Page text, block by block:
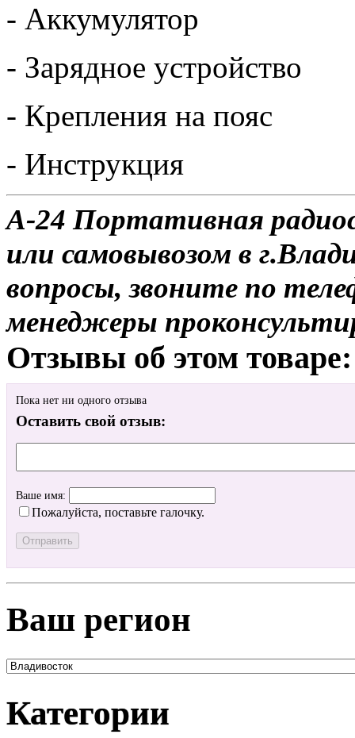
- Аккумулятор
- Зарядное устройство
- Крепления на пояс
- Инструкция
А-24 Портативная
или самовывозом в
вопросы, звоните по
менеджеры
Отзывы об этом товаре:
Пока нет ни одного отзыва
Оставить свой отзыв:
Ваше имя:
Пожалуйста, поставьте галочку.
Ваш регион
Категории